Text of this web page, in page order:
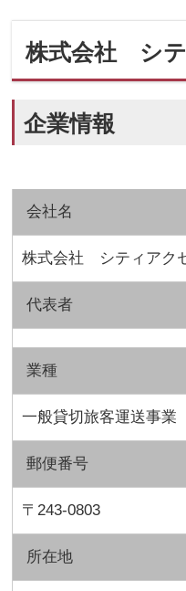
株式会社 シ
企業情報
会社名
株式会社 シティアク
代表者
業種
一般貸切旅客運送事業
郵便番号
〒243-0803
所在地